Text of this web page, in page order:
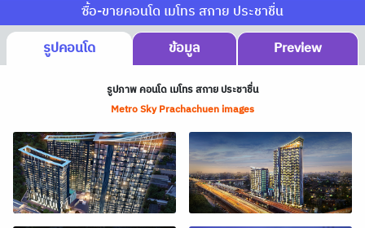
ซื้อ-ขายคอนโด เมโทร สกาย ประชาชื่น
รูปคอนโด
ข้อมูล Preview
รูปภาพ คอนโด เมโทร สกาย ประชาชื่น
Metro Sky Prachachuen images